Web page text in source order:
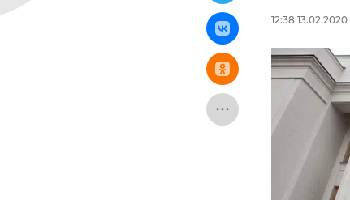
12:38 13.02.2020